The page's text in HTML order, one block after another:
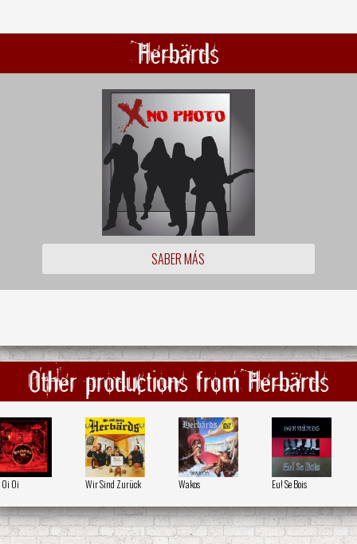
Herbärds
SABER MÁS
Other productions from Herbärds
Oi Wir Sind Zurück Wakos Eu! Se Bois